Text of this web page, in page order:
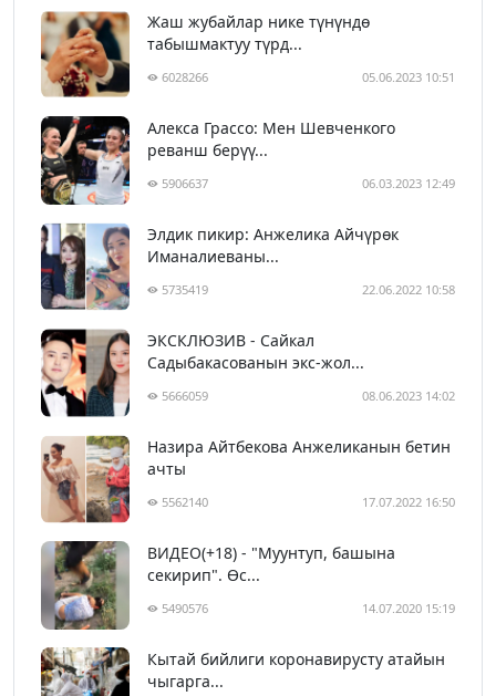
Жаш жубайлар нике түнүндө
табышмактуу түрд...
6028266 05.06.2023 10:51
Алекса Грассо: Мен Шевченкого
реванш берүү...
5906637 06.03.2023 12:49
Элдик пикир: Анжелика Айчүрөк
Иманалиеваны...
5735419 22.06.2022 10:58
ЭКСКЛЮЗИВ - Сайкал
Садыбакасованын экс-жол...
5666059 08.06.2023 14:02
Назира Айтбекова Анжеликанын бетин
ачты
5562140 17.07.2022 16:50
ВИДЕО(+18) - "Муунтуп, башына
секирип". Өс...
5490576 14.07.2020 15:19
Кытай бийлиги коронавирусту атайын
чыгарга...